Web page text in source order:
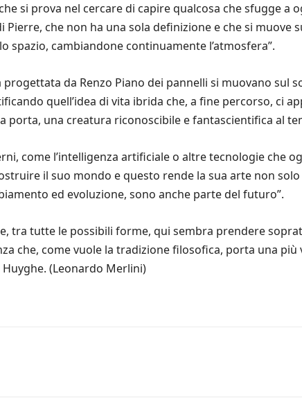
si prova nel cercare di capire qualcosa che sfugge a
che non ha una sola definizione e che si muove
cambiandone continuamente l’atmosfera”.
da Renzo Piano dei pannelli si muovano sul
quell’idea di vita ibrida che, a fine percorso, ci
porta, una creatura riconoscibile e fantascientifica al
come l’intelligenza artificiale o altre tecnologie che
il suo mondo e questo rende la sua arte non
ed evoluzione, sono anche parte del futuro”.
tra tutte le possibili forme, qui sembra prendere
che, come vuole la tradizione filosofica, porta una più
(Leonardo Merlini)